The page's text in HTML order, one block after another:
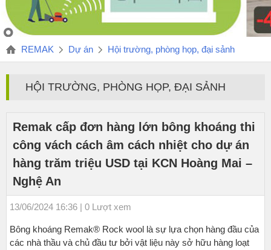
REMAK Dự án Hội trường, phòng họp, đại sảnh
HỘI TRƯỜNG, PHÒNG HỌP, ĐẠI SẢNH
Remak cấp đơn hàng lớn bông khoáng thi
công vách cách âm cách nhiệt cho dự án
hàng trăm triệu USD tại KCN Hoàng Mai –
Nghệ An
13/06/2024 16:36 | 0 Lượt xem
Bông khoáng Remak® Rock wool là sự lựa chọn hàng đầu của
các nhà thầu và chủ đầu tư bởi vật liệu này sở hữu hàng loạt